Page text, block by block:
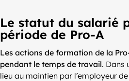
Le statut du salarié
période de Pro-A
Les actions de formation de la
pendant le temps de travail. Dans
lieu au maintien par l’employeur